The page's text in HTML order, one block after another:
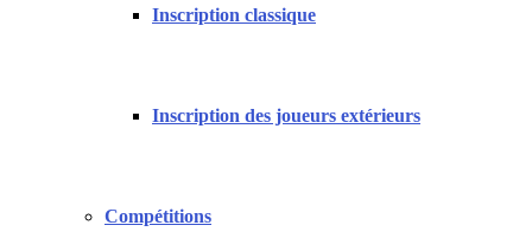
Inscription classique
Inscription des joueurs extérieurs
Compétitions